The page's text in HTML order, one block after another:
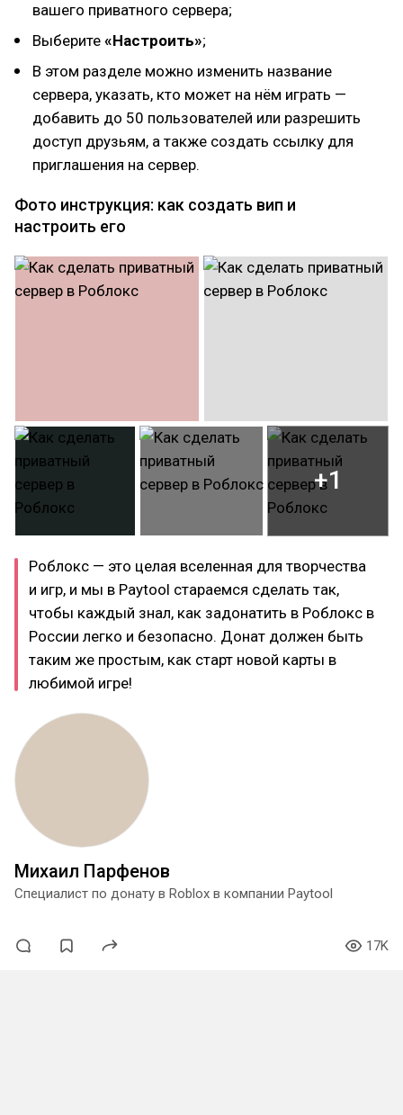
вашего приватного сервера;
Выберите «Настроить»;
В этом разделе можно изменить название
сервера, указать, кто может на нём играть —
добавить до 50 пользователей или разрешить
доступ друзьям, а также создать ссылку для
приглашения на сервер.
Фото инструкция: как создать вип и
настроить его
+1
Роблокс — это целая вселенная для творчества
и игр, и мы в Paytool стараемся сделать так,
чтобы каждый знал, как задонатить в Роблокс в
России легко и безопасно. Донат должен быть
таким же простым, как старт новой карты в
любимой игре!
Михаил Парфенов
Специалист по донату в Roblox в компании Paytool
17K